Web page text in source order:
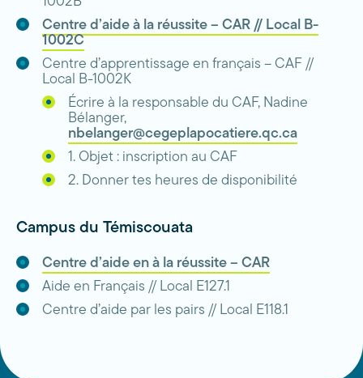
Centre d’aide à la réussite – CAR // Local B-
1002C
Centre d’apprentissage en français – CAF //
Local B-1002K
Écrire à la responsable du CAF, Nadine
Bélanger,
nbelanger@cegeplapocatiere.qc.ca
1. Objet : inscription au CAF
2. Donner tes heures de disponibilité
Campus du Témiscouata
Centre d’aide en à la réussite – CAR
Aide en Français // Local E127.1
Centre d’aide par les pairs // Local E118.1